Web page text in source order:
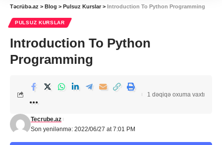
Təcrübə.az > Blog > Pulsuz Kurslar > Introduction To Python Programming
PULSUZ KURSLAR
Introduction To Python
Programming
Son yenilənmə: 2022/06/27 at 7:01 PM
Tecrube.az
1 dəqiqə oxuma vaxtı